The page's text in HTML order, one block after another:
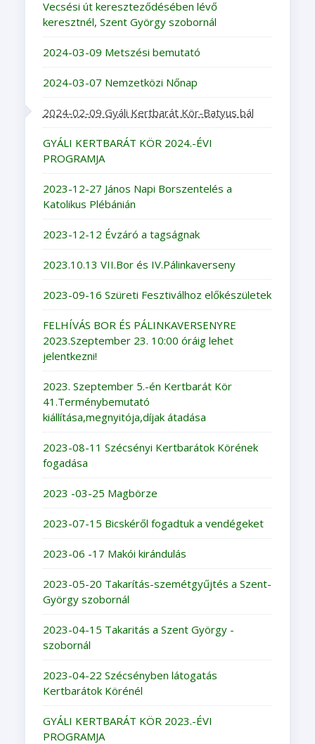
Vecsési út kereszteződésében lévő
keresztnél, Szent György szobornál
2024-03-09 Metszési bemutató
2024-03-07 Nemzetközi Nőnap
2024-02-09 Gyáli Kertbarát Kör-Batyus bál
GYÁLI KERTBARÁT KÖR 2024.-ÉVI
PROGRAMJA
2023-12-27 János Napi Borszentelés a
Katolikus Plébánián
2023-12-12 Évzáró a tagságnak
2023.10.13 VII.Bor és IV.Pálinkaverseny
2023-09-16 Szüreti Fesztiválhoz előkészületek
FELHÍVÁS BOR ÉS PÁLINKAVERSENYRE
2023.Szeptember 23. 10:00 óráig lehet
jelentkezni!
2023. Szeptember 5.-én Kertbarát Kör
41.Terménybemutató
kiállítása,megnyitója,díjak átadása
2023-08-11 Szécsényi Kertbarátok Körének
fogadása
2023 -03-25 Magbörze
2023-07-15 Bicskéről fogadtuk a vendégeket
2023-06 -17 Makói kirándulás
2023-05-20 Takarítás-szemétgyűjtés a Szent-
György szobornál
2023-04-15 Takaritás a Szent György -
szobornál
2023-04-22 Szécsényben látogatás
Kertbarátok Körénél
GYÁLI KERTBARÁT KÖR 2023.-ÉVI
PROGRAMJA